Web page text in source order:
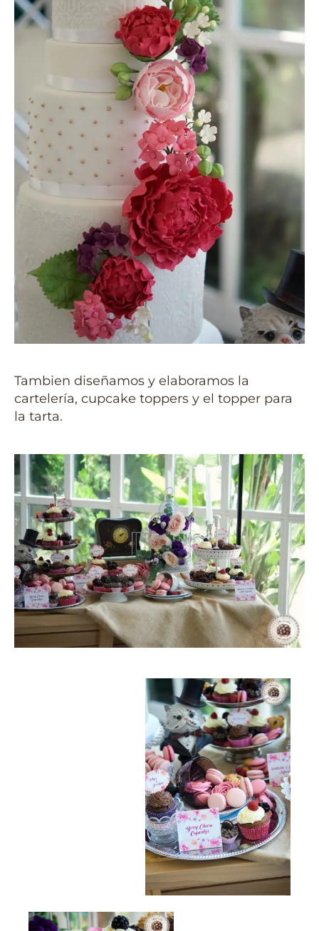
Tambien diseñamos y elaboramos la
cartelería, cupcake toppers y el topper para
la tarta.